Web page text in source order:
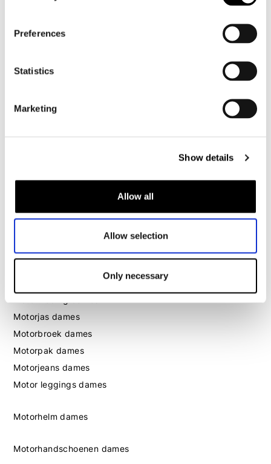
Preferences
Statistics
Marketing
Show details
Allow all
Allow selection
Only necessary
Heren
Motorjeans heren
Motorhandschoenen heren
Motorjas dames
Motorbroek dames
Motorpak dames
Motorjeans dames
Motor leggings dames
Motorhelm dames
Motorhandschoenen dames